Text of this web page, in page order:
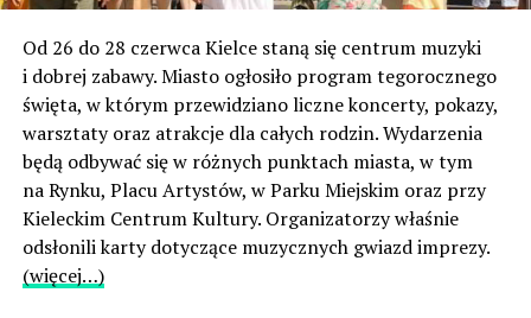
Od 26 do 28 czerwca Kielce staną się centrum muzyki
i dobrej zabawy. Miasto ogłosiło program tegorocznego
święta, w którym przewidziano liczne koncerty, pokazy,
warsztaty oraz atrakcje dla całych rodzin. Wydarzenia
będą odbywać się w różnych punktach miasta, w tym
na Rynku, Placu Artystów, w Parku Miejskim oraz przy
Kieleckim Centrum Kultury. Organizatorzy właśnie
odsłonili karty dotyczące muzycznych gwiazd imprezy.
(więcej…)